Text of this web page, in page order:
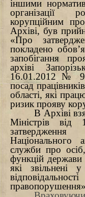
іншими
організації
корупційним
Архіві, був
«Про
покладено
запобігання
архіві
16.01.2012 № 9
посад
області, які
ризик прояву
В Архіві
Міністрів від
Національного
служби про
функцій держави
які звільнені